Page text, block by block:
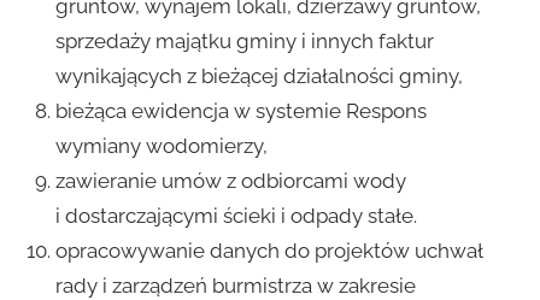
gruntów, wynajem lokali, dzierżawy gruntów,
sprzedaży majątku gminy i innych faktur
wynikających z bieżącej działalności gminy,
bieżąca ewidencja w systemie Respons
wymiany wodomierzy,
zawieranie umów z odbiorcami wody
i dostarczającymi ścieki i odpady stałe.
opracowywanie danych do projektów uchwał
rady i zarządzeń burmistrza w zakresie